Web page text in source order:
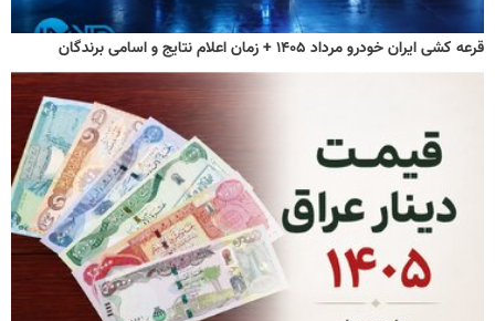
قرعه کشی ایران خودرو مرداد ۱۴۰۵ + زمان اعلام نتایج و اسامی برندگان